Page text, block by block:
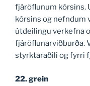
fjáröflunum kórsins.
kórsins og nefndum
útdeilingu verkefna
fjáröflunarviðburða.
styrktaraðili og fyrri
22. grein